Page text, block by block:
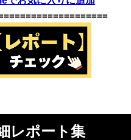
レポート集